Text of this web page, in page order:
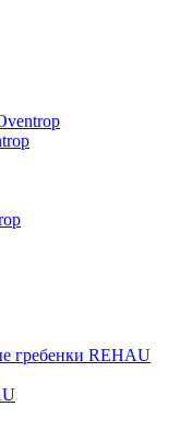
гребенки REHAU